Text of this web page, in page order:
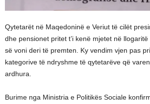
Qytetarët në Maqedoninë e Veriut të cilët
dhe pensionet pritet t’i kenë mjetet në
së voni deri të premten. Ky vendim vjen pas
kategorive të ndryshme të qytetarëve që
ardhura.
Burime nga Ministria e Politikës Sociale